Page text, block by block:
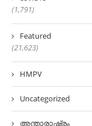
(1,791)
Featured
(21,623)
HMPV
Uncategorized
അന്താരാഷ്ട്രം